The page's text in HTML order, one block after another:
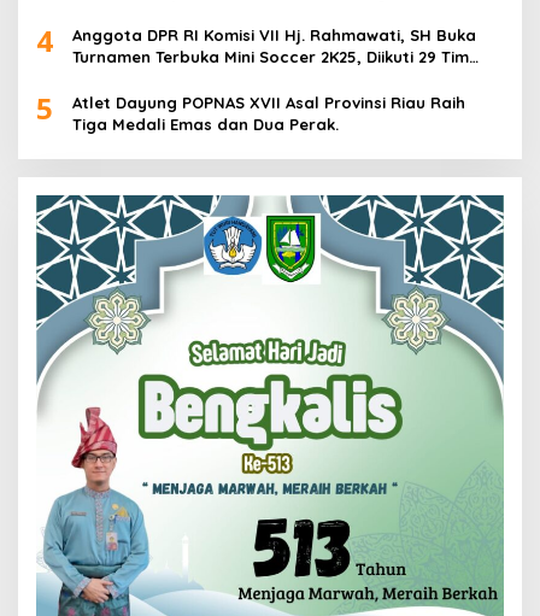
4
Anggota DPR RI Komisi VII Hj. Rahmawati, SH Buka
Turnamen Terbuka Mini Soccer 2K25, Diikuti 29 Tim
5
Atlet Dayung POPNAS XVII Asal Provinsi Riau Raih
Tiga Medali Emas dan Dua Perak.